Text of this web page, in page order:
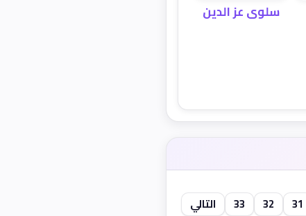
سلوى عز الدين
31
32
33
التالي